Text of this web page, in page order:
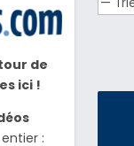
de
ici !
: